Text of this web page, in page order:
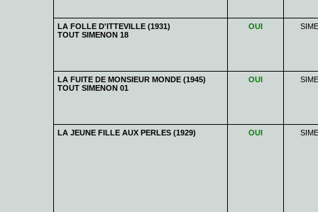
LA FOLLE D'ITTEVILLE (1931)
TOUT SIMENON 18
OUI
LA FUITE DE MONSIEUR MONDE (1945)
TOUT SIMENON 01
OUI
LA JEUNE FILLE AUX PERLES (1929) OUI